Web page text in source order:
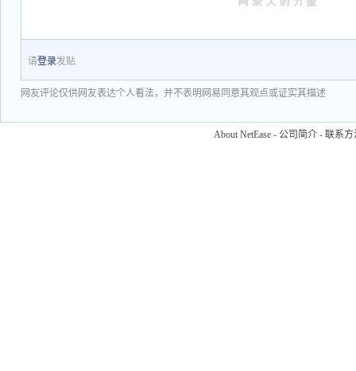
请登录发贴
网友评论仅供网友表达个人看法，并不表明网易同意其观点或证实其描述
About NetEase - 公司简介 - 联系方